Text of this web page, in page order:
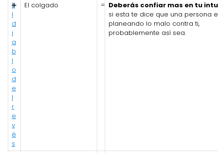
E
l
d
i
a
b
l
o
d
e
l
r
e
v
é
s
➕ El colgado = Deberás confiar mas en tu
si esta te dice que una persona
planeando lo malo contra ti,
probablemente así sea.